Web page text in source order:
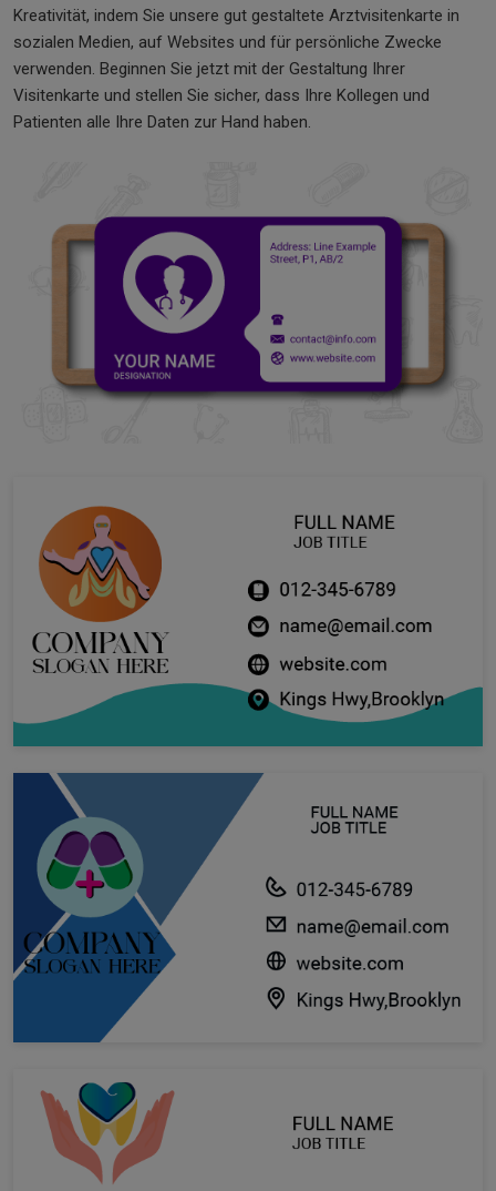
Kreativität, indem Sie unsere gut gestaltete Arztvisitenkarte in
sozialen Medien, auf Websites und für persönliche Zwecke
verwenden. Beginnen Sie jetzt mit der Gestaltung Ihrer
Visitenkarte und stellen Sie sicher, dass Ihre Kollegen und
Patienten alle Ihre Daten zur Hand haben.